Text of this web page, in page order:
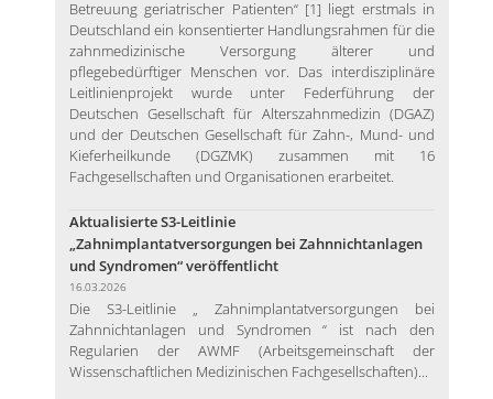
Betreuung geriatrischer Patienten“ [1] liegt erstmals in
Deutschland ein konsentierter Handlungsrahmen für die
zahnmedizinische Versorgung älterer und
pflegebedürftiger Menschen vor. Das interdisziplinäre
Leitlinienprojekt wurde unter Federführung der
Deutschen Gesellschaft für Alterszahnmedizin (DGAZ)
und der Deutschen Gesellschaft für Zahn-, Mund- und
Kieferheilkunde (DGZMK) zusammen mit 16
Fachgesellschaften und Organisationen erarbeitet.
Aktualisierte S3-Leitlinie
„Zahnimplantatversorgungen bei Zahnnichtanlagen
und Syndromen“ veröffentlicht
16.03.2026
Die S3-Leitlinie „ Zahnimplantatversorgungen bei
Zahnnichtanlagen und Syndromen “ ist nach den
Regularien der AWMF (Arbeitsgemeinschaft der
Wissenschaftlichen Medizinischen Fachgesellschaften)...